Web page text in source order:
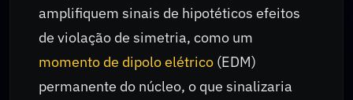
amplifiquem sinais de hipotéticos efeitos
de violação de simetria, como um
momento de dipolo elétrico (EDM)
permanente do núcleo, o que sinalizaria